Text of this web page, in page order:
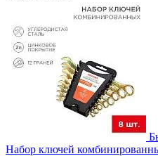
Набор ключей